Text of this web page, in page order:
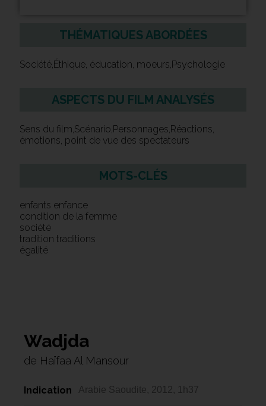
THÉMATIQUES ABORDÉES
Société,Éthique, éducation, moeurs,Psychologie
ASPECTS DU FILM ANALYSÉS
Sens du film,Scénario,Personnages,Réactions,
émotions, point de vue des spectateurs
MOTS-CLÉS
enfants enfance
condition de la femme
société
tradition traditions
égalité
Wadjda
de Haïfaa Al Mansour
Indication Arabie Saoudite, 2012, 1h37